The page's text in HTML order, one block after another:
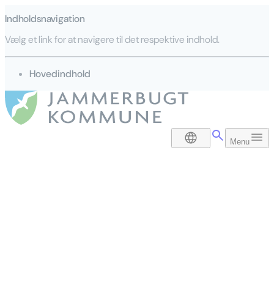
Indholdsnavigation
Vælg et link for at navigere til det respektive indhold.
gå til
Hovedindhold
DA Menu